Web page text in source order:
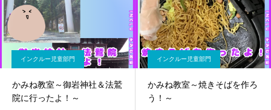
インクルー児童部門
かみね教室～御岩神社＆法鷲
院に行ったよ！～
インクルー児童部門
かみね教室～焼きそばを作ろ
う！～